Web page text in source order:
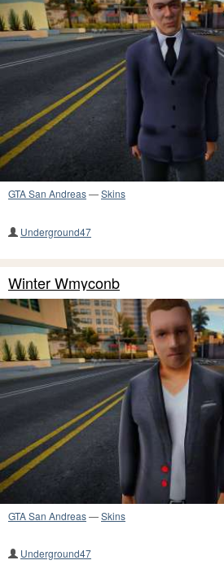
GTA San Andreas—Skins
Underground47
Winter Wmyconb
GTA San Andreas—Skins
Underground47